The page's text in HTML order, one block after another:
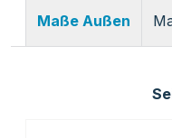
Maße Außen